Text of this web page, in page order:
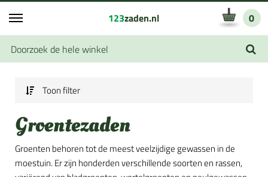
123zaden.nl 0
Toon filter
Groentezaden
Groenten behoren tot de meest veelzijdige gewassen in de
moestuin. Er zijn honderden verschillende soorten en rassen,